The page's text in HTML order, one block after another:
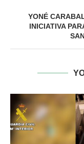
YONÉ
INICIATIVA